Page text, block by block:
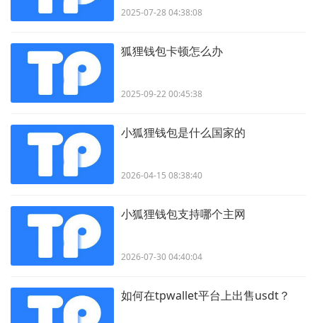
2025-07-28 04:38:08
狐狸钱包卡顿怎么办
2025-09-22 00:45:38
小狐狸钱包是什么国家的
2026-04-15 08:38:40
小狐狸钱包支持哪个主网
2026-07-30 04:40:04
如何在tpwallet平台上出售usdt？